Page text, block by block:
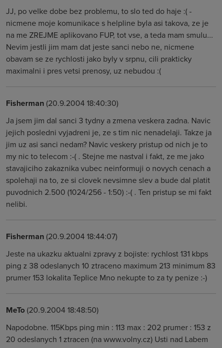
JJ, po velke dobe bez problemu, to slo ted do haje :( -
nicmene moje komunikace s helpline byla asi takova, ze je
na me ZREJME aplikovano FUP, tot vse, a teda mam smulu...
Nevim jestli jim mam dat jeste sanci nebo ne, nicmene
obavam se ze rychlosti jako byly v srpnu, cili prakticky
maximalni i pres vetsi prenosy, uz nebudou :(
Fisherman(20.9.2004 18:40:30)
Ja jsem jim dal sanci 3 tydny a zmena veskera zadna. Navic
jejich posledni vyjadreni je, ze s tim nic nenadelaji. Takze ja
jim uz asi sanci nedam? Navic veskery pristup od nich je to
my nic to telecom :-( . Stejne me nastval i fakt, ze me jako
stavajiciho zakaznika vubec neinformuji o novych cenach a
spolehaji na to, ze si clovek nevsimne slev a bude dal platit
puvodnich 2.500 (1024/256 - 1:50) :-( . Ten pristup se mi fakt
nelibi.
Fisherman(20.9.2004 18:44:07)
Jeste na ukazku aktualni zpravy z bojiste: rychlost 131 kbps
ping z 38 odeslanych 10 ztraceno maximum 213 minimum 83
prumer 153 lokalita Teplice Mno nekupte to za ty penize :-)
MeTo(20.9.2004 18:48:50)
Napodobne. 115Kbps ping min : 113 max : 202 prumer : 153 z
20 odeslanych 1 ztracen (na www.volny.cz) Usti nad Labem